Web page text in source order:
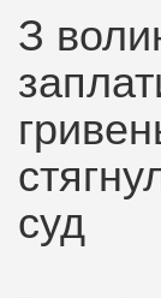
З
суд